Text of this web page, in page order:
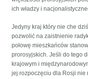
ich władzy i
Jedyny kraj który nie che
pozwolić na zaistnienie
połowę mieszkańców
prorosyjskich. Jeśli do tego
krajowym i
jej rozpoczęciu dla Rosji nie